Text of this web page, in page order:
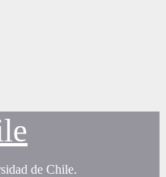
de Chile.